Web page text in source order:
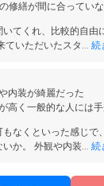
修繕が間に合ってい
いてくれ、比較的自由
ていただいたスタ... 続
内装が綺麗だった
高く一般的な人には
なくといった感じで
か。 外観や内装... 続